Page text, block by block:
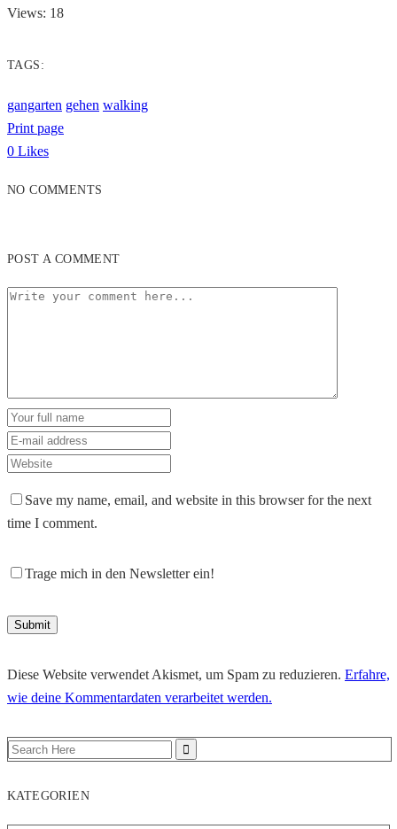
Views: 18
TAGS:
gangarten gehen walking
Print page
0 Likes
NO COMMENTS
POST A COMMENT
Save my name, email, and website in this browser for the next
time I comment.
Trage mich in den Newsletter ein!
Diese Website verwendet Akismet, um Spam zu reduzieren. Erfahre,
wie deine Kommentardaten verarbeitet werden.
KATEGORIEN